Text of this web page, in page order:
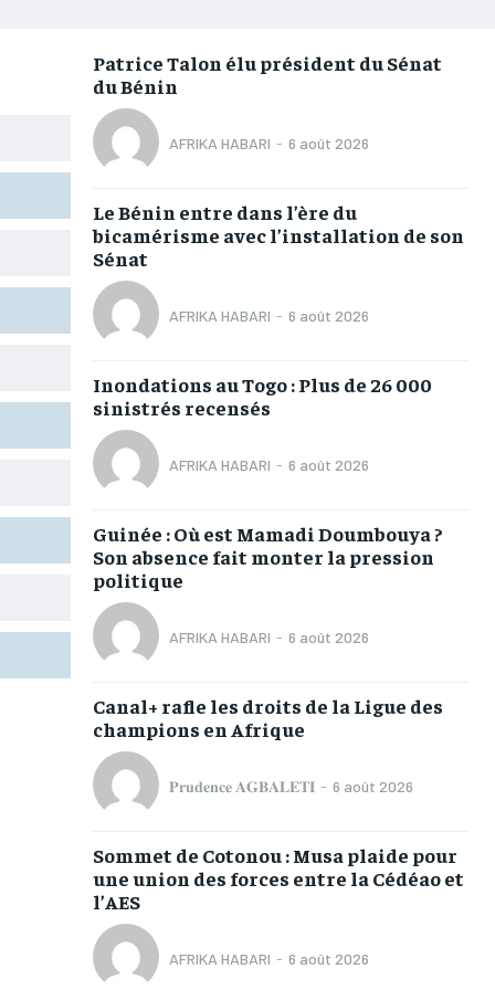
COMMUNIQUÉ
CULTURE
DIVERS
MONDE
OPPORTUNITÉ
PARTENAIRES
IT-ADMIN
TOGOREPORT
L’INTEGRAL
LOMEBOUGEINFO
NOUVELLE D’AFRIQUE
LEDEFENSEURINFO
ACTU LOMÉ
1-MONTH
/ month
to this tier, you are billed
after the first one until you
of the monthly subscription.
1-MONTH
/ month
to this tier, you are billed
after the first one until you
of the monthly subscription.
COMMUNIQUÉ
CULTURE
DIVERS
MONDE
OPPORTUNITÉ
PARTENAIRES
IT-ADMIN
TOGOREPORT
L’INTEGRAL
LOMEBOUGEINFO
NOUVELLE D’AFRIQUE
LEDEFENSEURINFO
ACTU LOMÉ
COMMUNIQUÉ
CULTURE
DIVERS
MONDE
OPPORTUNITÉ
PARTENAIRES
IT-ADMIN
TOGOREPORT
L’INTEGRAL
LOMEBOUGEINFO
NOUVELLE D’AFRIQUE
LEDEFENSEURINFO
ACTU LOMÉ
COMMUNIQUÉ
CULTURE
DIVERS
MONDE
OPPORTUNITÉ
PARTENAIRES
IT-ADMIN
TOGOREPORT
L’INTEGRAL
LOMEBOUGEINFO
NOUVELLE D’AFRIQUE
LEDEFENSEURINFO
ACTU LOMÉ
Patrice Talon élu président du Sénat
du Bénin
AFRIKA HABARI - 6 août 2026
Le Bénin entre dans l’ère du
bicamérisme avec l’installation de son
Sénat
AFRIKA HABARI - 6 août 2026
Inondations au Togo : Plus de 26 000
sinistrés recensés
AFRIKA HABARI - 6 août 2026
Guinée : Où est Mamadi Doumbouya ?
Son absence fait monter la pression
politique
AFRIKA HABARI - 6 août 2026
Canal+ rafle les droits de la Ligue des
champions en Afrique
𝐏𝐫𝐮𝐝𝐞𝐧𝐜𝐞 𝐀𝐆𝐁𝐀𝐋𝐄𝐓𝐈 - 6 août 2026
Sommet de Cotonou : Musa plaide pour
une union des forces entre la Cédéao et
l’AES
AFRIKA HABARI - 6 août 2026